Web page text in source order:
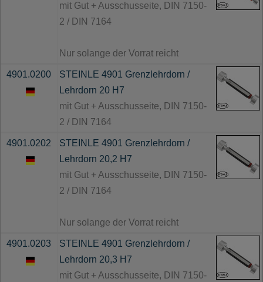
mit Gut + Ausschusseite, DIN 7150-
2 / DIN 7164
Nur solange der Vorrat reicht
4901.0200
STEINLE 4901 Grenzlehrdorn /
Lehrdorn 20 H7
mit Gut + Ausschusseite, DIN 7150-
2 / DIN 7164
4901.0202
STEINLE 4901 Grenzlehrdorn /
Lehrdorn 20,2 H7
mit Gut + Ausschusseite, DIN 7150-
2 / DIN 7164
Nur solange der Vorrat reicht
4901.0203
STEINLE 4901 Grenzlehrdorn /
Lehrdorn 20,3 H7
mit Gut + Ausschusseite, DIN 7150-